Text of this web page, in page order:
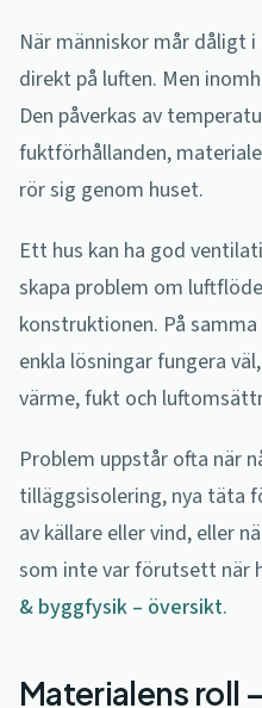
När människor mår dåligt
direkt på luften. Men
Den påverkas av
fuktförhållanden,
rör sig genom huset.
Ett hus kan ha god
skapa problem om
konstruktionen. På
enkla lösningar fungera
värme, fukt och
Problem uppstår ofta när
tilläggsisolering, nya täta
av källare eller vind, eller
som inte var förutsett när
& byggfysik – översikt.
Materialens roll